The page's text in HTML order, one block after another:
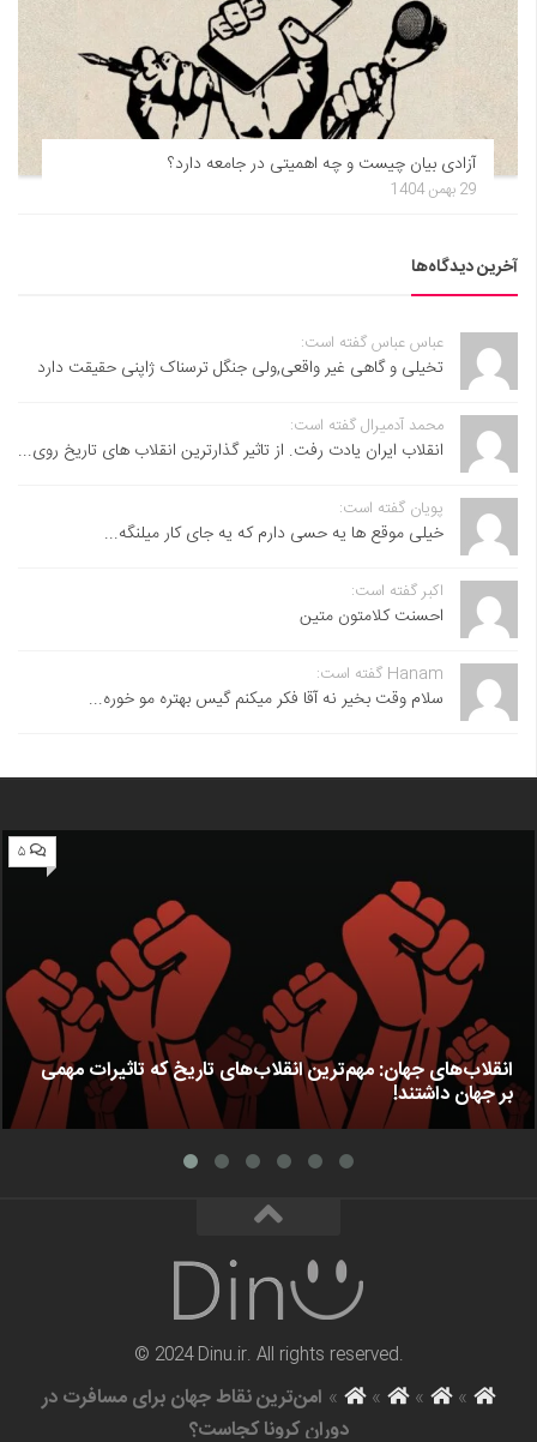
آزادی بیان چیست و چه اهمیتی در جامعه دارد؟
29 بهمن 1404
آخرین دیدگاه‌ها
عباس عباس گفته است:
تخیلی و گاهی غیر واقعی,ولی جنگل ترسناک ژاپنی حقیقت دارد
محمد آدمیرال گفته است:
انقلاب ایران یادت رفت. از تاثیر گذارترین انقلاب های تاریخ روی...
پویان گفته است:
خیلی موقع ها یه حسی دارم که یه جای کار میلنگه...
اکبر گفته است:
احسنت ‌کلامتون متین
Hanam گفته است:
سلام وقت بخیر نه آقا فکر میکنم گیس بهتره مو خوره...
۵
انقلاب‌های جهان: مهم‌ترین انقلاب‌های تاریخ که تاثیرات مهمی
بر جهان داشتند!
© 2024 Dinu.ir. All rights reserved.
»
»
»
» امن‌ترین نقاط جهان برای مسافرت در
دوران کرونا کجاست؟